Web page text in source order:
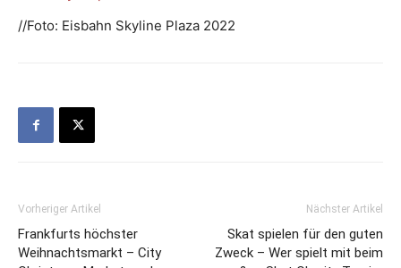
//Foto: Eisbahn Skyline Plaza 2022
Vorheriger Artikel
Frankfurts höchster
Weihnachtsmarkt – City
Nächster Artikel
Skat spielen für den guten
Zweck – Wer spielt mit beim